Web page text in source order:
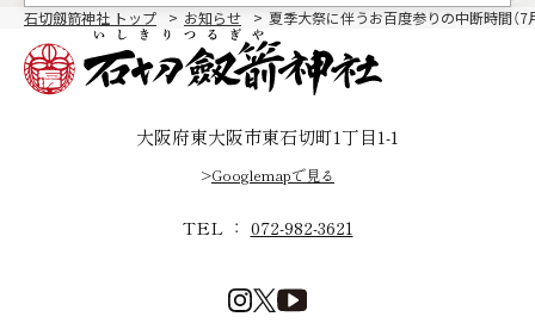
石切劔箭神社 トップ お知らせ 夏季大祭に伴うお百度参りの中断時間（7
大阪府東大阪市東石切町1丁目1-1
>Googlemapで見る
TEL ： 072-982-3621